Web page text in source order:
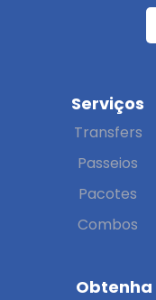
Serviços
Transfers
Passeios
Pacotes
Combos